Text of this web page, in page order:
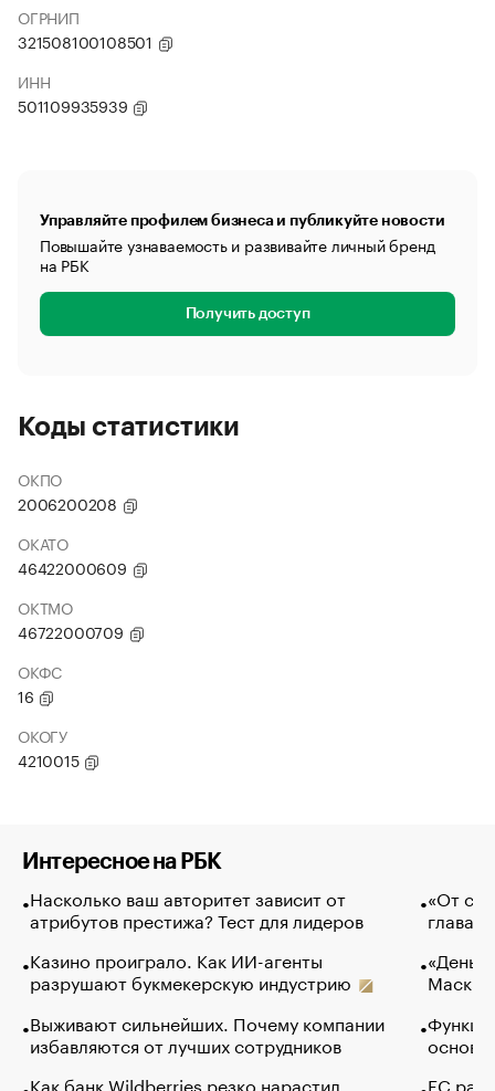
ОГРНИП
321508100108501
ИНН
501109935939
Управляйте профилем бизнеса и публикуйте новости
Повышайте узнаваемость и развивайте личный бренд
на РБК
Получить доступ
Коды статистики
ОКПО
2006200208
ОКАТО
46422000609
ОКТМО
46722000709
ОКФС
16
ОКОГУ
4210015
Интересное на РБК
Насколько ваш авторитет зависит от
атрибутов престижа? Тест для лидеров
Казино проиграло. Как ИИ-агенты
разрушают букмекерскую индустрию
Выживают сильнейших. Почему компании
избавляются от лучших сотрудников
Как банк Wildberries резко нарастил
«От
глава
Маск в
основ
ЕС